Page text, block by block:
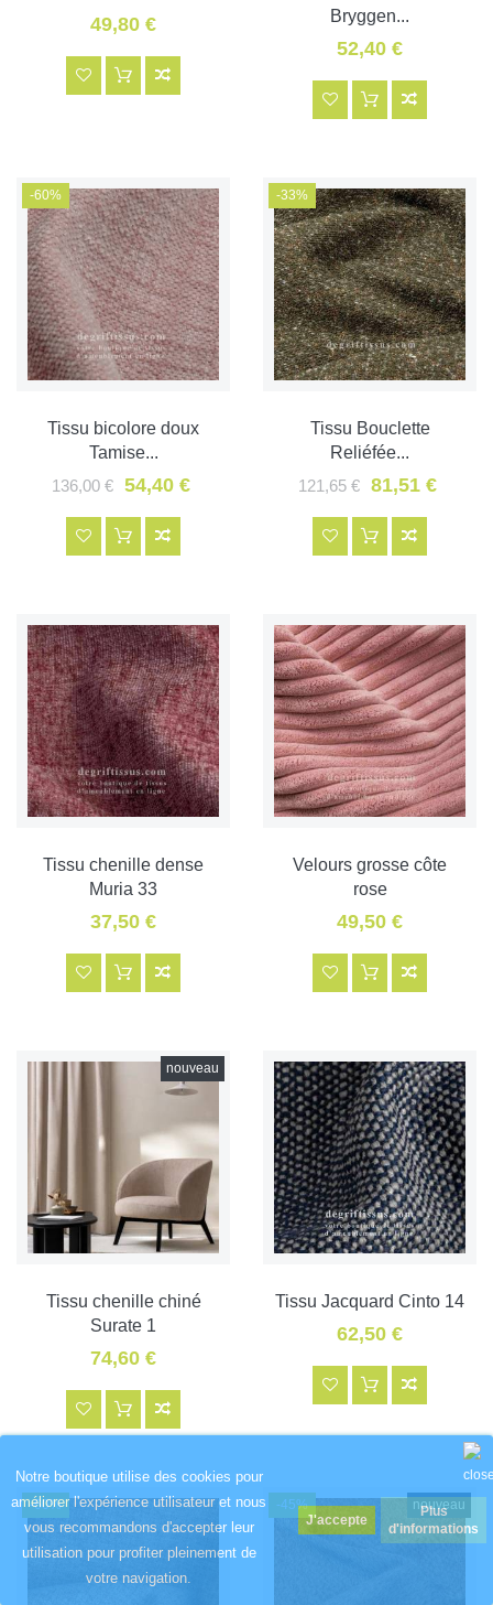
Notre boutique utilise des cookies pour
améliorer l'expérience utilisateur et nous
vous recommandons d'accepter leur
utilisation pour profiter pleinement de
votre navigation.
Plus
d'informations
49,80 €
Bryggen...
52,40 €
-60%
Tissu bicolore doux
Tamise...
136,00 €
54,40 €
-33%
Tissu Bouclette
Reliéfée...
121,65 €
81,51 €
Tissu chenille dense
Muria 33
37,50 €
Velours grosse côte
rose
49,50 €
nouveau
Tissu chenille chiné
Surate 1
74,60 €
Tissu Jacquard Cinto 14
62,50 €
-60% nouveau
-45%